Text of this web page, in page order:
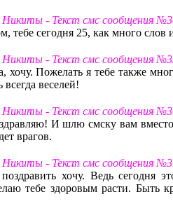
- Текст смс сообщения
тебе сегодня 25, как много слов
- Текст смс сообщения
хочу. Пожелать я тебе также
веселей!
- Текст смс сообщения
И шлю смску вам
врагов.
- Текст смс сообщения
хочу. Ведь сегодня
тебе здоровым расти. Быть